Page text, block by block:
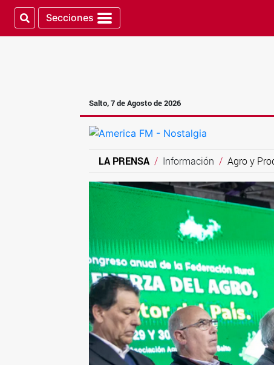
Secciones
Salto, 7 de Agosto de 2026
LA PRENSA Información Agro y